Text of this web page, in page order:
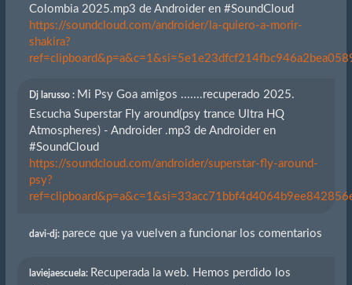
Colombia 2025.mp3 de Androider en #SoundCloud
https://soundcloud.com/androider/la-quiero-a-morir-
shakira?
Dj larusso : Mi Psy Goa amigos .......recuperado 2025.
Escucha Superstar Fly around(psy trance Ultra HQ
Atmospheres) - Androider .mp3 de Androider en
#SoundCloud
https://soundcloud.com/androider/superstar-fly-around-
psy?
davi-dj: parece que ya vuelven a funcionar los comentarios
laviejaescuela: Recuperada la web. Hemos perdido los